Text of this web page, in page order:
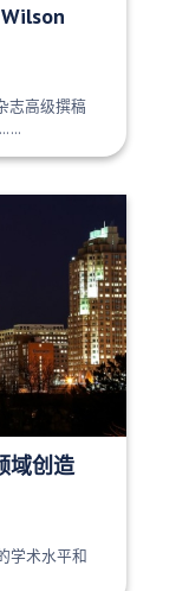
志高级撰稿
域创造
学术水平和